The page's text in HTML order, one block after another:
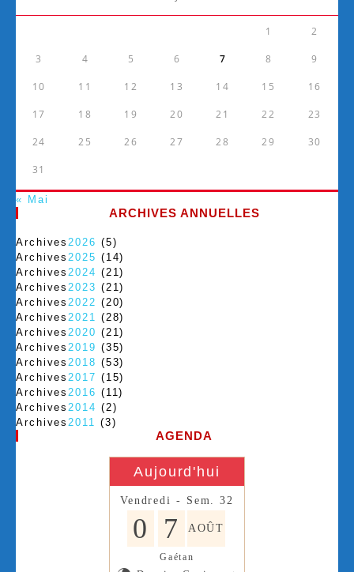
1 2
3 4 5 6 7 8 9
10 11 12 13 14 15 16
17 18 19 20 21 22 23
24 25 26 27 28 29 30
31
« Mai
ARCHIVES ANNUELLES
Archives2026 (5)
Archives2025 (14)
Archives2024 (21)
Archives2023 (21)
Archives2022 (20)
Archives2021 (28)
Archives2020 (21)
Archives2019 (35)
Archives2018 (53)
Archives2017 (15)
Archives2016 (11)
Archives2014 (2)
Archives2011 (3)
AGENDA
Aujourd'hui
Vendredi - Sem. 32
0 7 AOÛT
Gaétan